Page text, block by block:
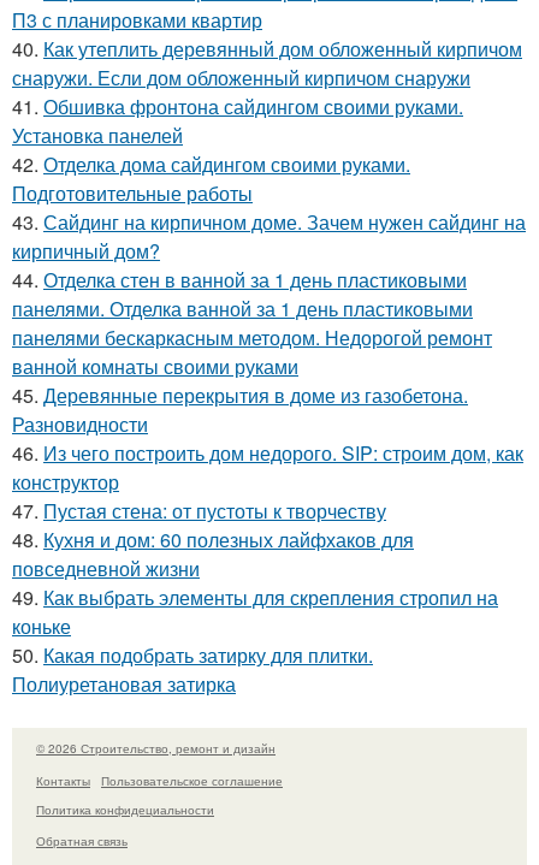
П3 с планировками квартир
40. Как утеплить деревянный дом обложенный кирпичом
снаружи. Если дом обложенный кирпичом снаружи
41. Обшивка фронтона сайдингом своими руками.
Установка панелей
42. Отделка дома сайдингом своими руками.
Подготовительные работы
43. Сайдинг на кирпичном доме. Зачем нужен сайдинг на
кирпичный дом?
44. Отделка стен в ванной за 1 день пластиковыми
панелями. Отделка ванной за 1 день пластиковыми
панелями бескаркасным методом. Недорогой ремонт
ванной комнаты своими руками
45. Деревянные перекрытия в доме из газобетона.
Разновидности
46. Из чего построить дом недорого. SIP: строим дом, как
конструктор
47. Пустая стена: от пустоты к творчеству
48. Кухня и дом: 60 полезных лайфхаков для
повседневной жизни
49. Как выбрать элементы для скрепления стропил на
коньке
50. Какая подобрать затирку для плитки.
Полиуретановая затирка
© 2026 Строительство, ремонт и дизайн
Контакты
Пользовательское соглашение
Политика конфидециальности
Обратная связь